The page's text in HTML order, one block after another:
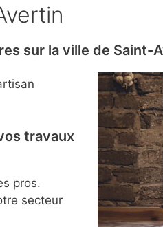
sur la ville de Saint-
travaux
pros.
secteur